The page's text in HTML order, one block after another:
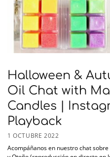
Halloween &
Oil Chat with
Candles |
Playback
1 OCTUBRE 2022
Acompáñanos en nuestro chat